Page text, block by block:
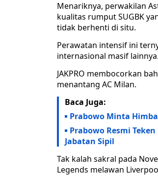
Menariknya, perwakilan
kualitas rumput SUGBK
tidak berhenti di situ.
Perawatan intensif ini
internasional masif lainnya.
JAKPRO membocorkan
menantang AC Milan.
Baca Juga:
Prabowo Minta
Prabowo Resmi
Jabatan Sipil
Tak kalah sakral pada
Legends melawan